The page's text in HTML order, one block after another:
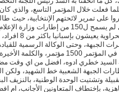
فعلت خلال المؤتمر التاسع، والذي
ومناضلة
الجبهة، وحتى الوكالة الرسمية
المشاركين في المؤتمر 1500
السيد خطري ادوه، افضل من اي وقت
الجبهة الشعبية خط الشهيد، ولكن
وتشتيت الوحدة الوطنية،
بإختطاف المتعاونين الأجانب،